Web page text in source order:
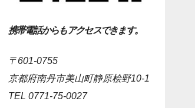
携帯電話からもアクセスできます。
〒601-0755
京都府南丹市美山町静原桧野10-1
TEL 0771-75-0027